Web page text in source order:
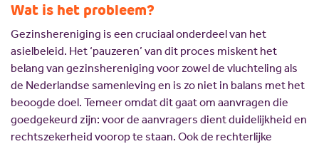
Wat is het probleem?
Gezinshereniging is een cruciaal onderdeel van het
asielbeleid. Het ‘pauzeren’ van dit proces miskent het
belang van gezinshereniging voor zowel de vluchteling als
de Nederlandse samenleving en is zo niet in balans met het
beoogde doel. Temeer omdat dit gaat om aanvragen die
goedgekeurd zijn: voor de aanvragers dient duidelijkheid en
rechtszekerheid voorop te staan. Ook de rechterlijke